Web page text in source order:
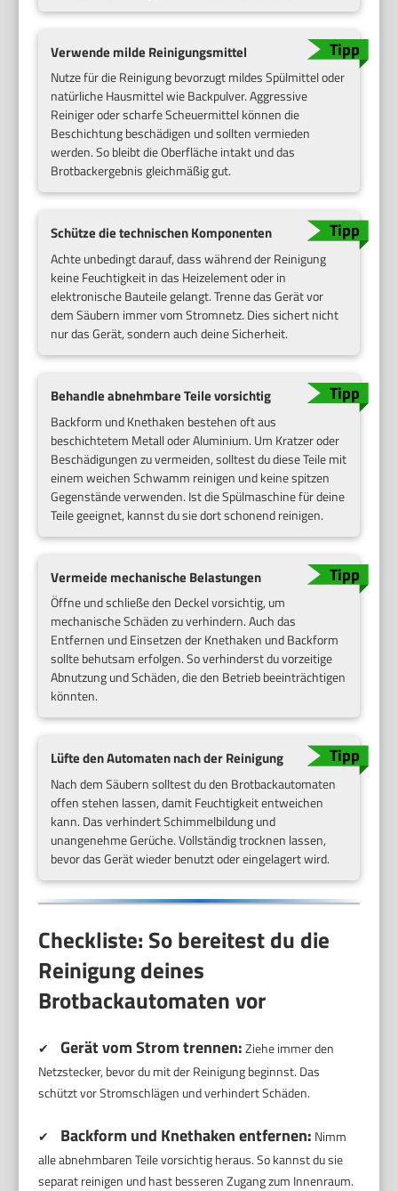
Verwende milde Reinigungsmittel
Nutze für die Reinigung bevorzugt mildes Spülmittel oder
natürliche Hausmittel wie Backpulver. Aggressive
Reiniger oder scharfe Scheuermittel können die
Beschichtung beschädigen und sollten vermieden
werden. So bleibt die Oberfläche intakt und das
Brotbackergebnis gleichmäßig gut.
Schütze die technischen Komponenten
Achte unbedingt darauf, dass während der Reinigung
keine Feuchtigkeit in das Heizelement oder in
elektronische Bauteile gelangt. Trenne das Gerät vor
dem Säubern immer vom Stromnetz. Dies sichert nicht
nur das Gerät, sondern auch deine Sicherheit.
Behandle abnehmbare Teile vorsichtig
Backform und Knethaken bestehen oft aus
beschichtetem Metall oder Aluminium. Um Kratzer oder
Beschädigungen zu vermeiden, solltest du diese Teile mit
einem weichen Schwamm reinigen und keine spitzen
Gegenstände verwenden. Ist die Spülmaschine für deine
Teile geeignet, kannst du sie dort schonend reinigen.
Vermeide mechanische Belastungen
Öffne und schließe den Deckel vorsichtig, um
mechanische Schäden zu verhindern. Auch das
Entfernen und Einsetzen der Knethaken und Backform
sollte behutsam erfolgen. So verhinderst du vorzeitige
Abnutzung und Schäden, die den Betrieb beeinträchtigen
könnten.
Lüfte den Automaten nach der Reinigung
Nach dem Säubern solltest du den Brotbackautomaten
offen stehen lassen, damit Feuchtigkeit entweichen
kann. Das verhindert Schimmelbildung und
unangenehme Gerüche. Vollständig trocknen lassen,
bevor das Gerät wieder benutzt oder eingelagert wird.
Checkliste: So bereitest du die
Reinigung deines
Brotbackautomaten vor
✔ Gerät vom Strom trennen:Ziehe immer den
Netzstecker, bevor du mit der Reinigung beginnst. Das
schützt vor Stromschlägen und verhindert Schäden.
✔ Backform und Knethaken entfernen: Nimm
alle abnehmbaren Teile vorsichtig heraus. So kannst du sie
separat reinigen und hast besseren Zugang zum Innenraum.